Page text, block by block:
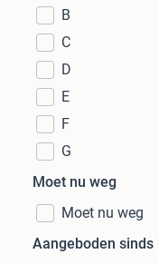
B
C
D
E
F
G
Moet nu weg
Moet nu weg
Aangeboden sinds